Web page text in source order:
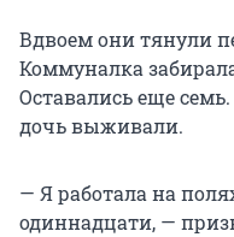
Вдвоем они тянули
Коммуналка
Оставались еще
дочь выживали.
— Я работала на
одиннадцати, —